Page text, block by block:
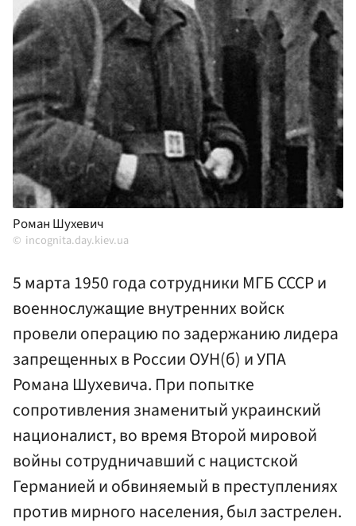
Роман Шухевич
incognita.day.kiev.ua
5 марта 1950 года сотрудники МГБ СССР и
военнослужащие внутренних войск
провели операцию по задержанию лидера
запрещенных в России ОУН(б) и УПА
Романа Шухевича. При попытке
сопротивления знаменитый украинский
националист, во время Второй мировой
войны сотрудничавший с нацистской
Германией и обвиняемый в преступлениях
против мирного населения, был застрелен.